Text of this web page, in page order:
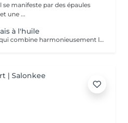
manifeste par des épaules
une ...
à l'huile
C'est un massage relaxant qui combine harmonieusement les éléments du massage thaï traditionnel à l'utilisation d'huile chaude, offrant un soulagement des tensions musculaires et favorisant la circulation sanguine. Cette technique douce, basée sur des mouvements fluides et une profonde influence sur les tissus, s'enrichit d'éléments d'étirement pour une expérience revitalisante.